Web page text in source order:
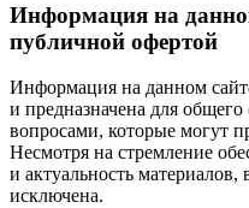
Информация на
публичной офертой
Информация на данном
и предназначена для общего
вопросами, которые могут
Несмотря на стремление
и актуальность
исключена.